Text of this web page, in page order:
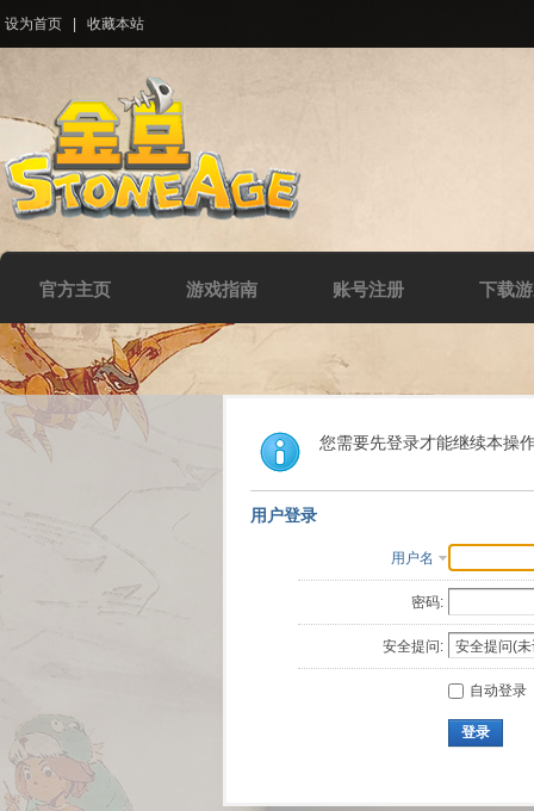
设为首页 收藏本站
官方主页 游戏指南 账号注册 下载
您需要先登录才能继续本操
用户登录
用户名
密码:
安全提问:
自动登录
登录